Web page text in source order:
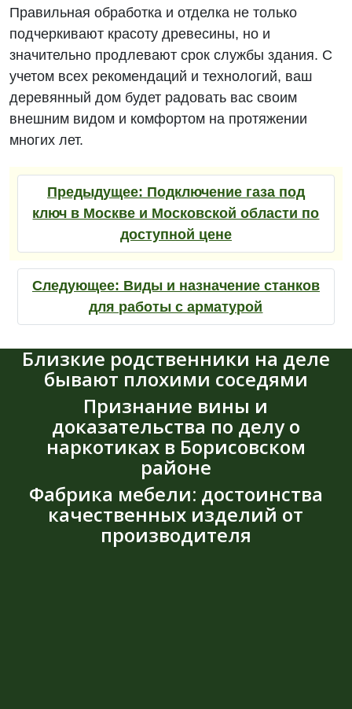
Правильная обработка и отделка не только
подчеркивают красоту древесины, но и
значительно продлевают срок службы здания. С
учетом всех рекомендаций и технологий, ваш
деревянный дом будет радовать вас своим
внешним видом и комфортом на протяжении
многих лет.
Предыдущее: Подключение газа под
ключ в Москве и Московской области по
доступной цене
Следующее: Виды и назначение станков
для работы с арматурой
Близкие родственники на деле
бывают плохими соседями
Признание вины и
доказательства по делу о
наркотиках в Борисовском
районе
Фабрика мебели: достоинства
качественных изделий от
производителя